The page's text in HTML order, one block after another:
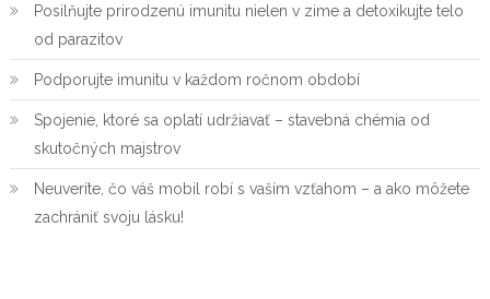
Posilňujte prirodzenú imunitu nielen v zime a detoxikujte telo
od parazitov
Podporujte imunitu v každom ročnom období
Spojenie, ktoré sa oplatí udržiavať – stavebná chémia od
skutočných majstrov
Neuveríte, čo váš mobil robí s vaším vzťahom – a ako môžete
zachrániť svoju lásku!